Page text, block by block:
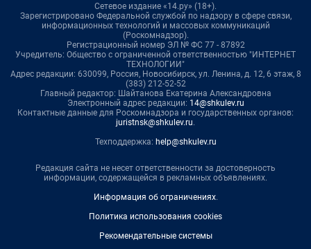
Сетевое издание «14.ру» (18+).
Зарегистрировано Федеральной службой по надзору в сфере связи,
информационных технологий и массовых коммуникаций
(Роскомнадзор).
Регистрационный номер ЭЛ № ФС 77 - 87892
Учредитель: Общество с ограниченной ответственностью "ИНТЕРНЕТ
ТЕХНОЛОГИИ"
Адрес редакции: 630099, Россия, Новосибирск, ул. Ленина, д. 12, 6 этаж, 8
(383) 212-52-52
Главный редактор: Шайтанова Екатерина Александровна
Электронный адрес редакции: 14@shkulev.ru
Контактные данные для Роскомнадзора и государственных органов:
juristnsk@shkulev.ru.
Техподдержка: help@shkulev.ru
Редакция сайта не несет ответственности за достоверность
информации, содержащейся в рекламных объявлениях.
Информация об ограничениях.
Политика использования cookies
Рекомендательные системы